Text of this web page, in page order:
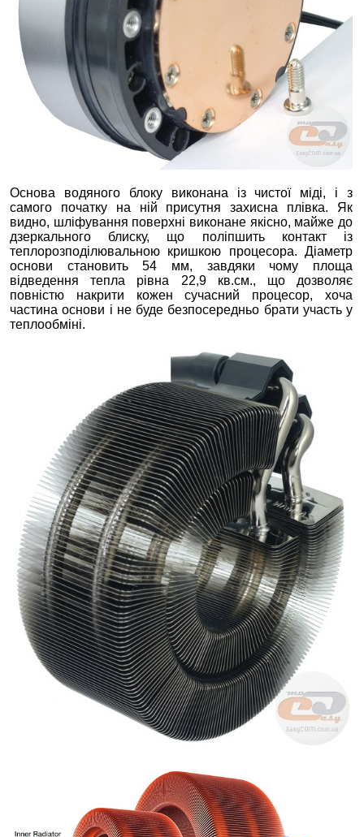
Основа водяного блоку виконана із чистої міді, і з
самого початку на ній присутня захисна плівка. Як
видно, шліфування поверхні виконане якісно, майже до
дзеркального блиску, що поліпшить контакт із
теплорозподілювальною кришкою процесора. Діаметр
основи становить 54 мм, завдяки чому площа
відведення тепла рівна 22,9 кв.см., що дозволяє
повністю накрити кожен сучасний процесор, хоча
частина основи і не буде безпосередньо брати участь у
теплообміні.